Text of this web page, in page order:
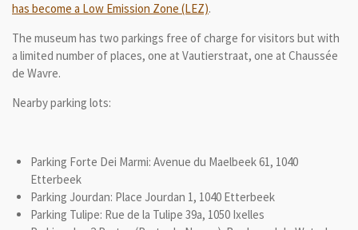
has become a Low Emission Zone (LEZ).
The museum has two parkings free of charge for visitors but with
a limited number of places, one at Vautierstraat, one at Chaussée
de Wavre.
Nearby parking lots:
Parking Forte Dei Marmi: Avenue du Maelbeek 61, 1040
Etterbeek
Parking Jourdan: Place Jourdan 1, 1040 Etterbeek
Parking Tulipe: Rue de la Tulipe 39a, 1050 Ixelles